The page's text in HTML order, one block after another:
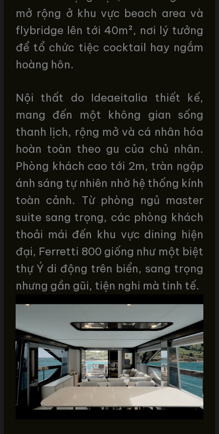
mở rộng ở khu vực beach area và
flybridge lên tới 40m², nơi lý tưởng
để tổ chức tiệc cocktail hay ngắm
hoàng hôn.
Nội thất do Ideaeitalia thiết kế,
mang đến một không gian sống
thanh lịch, rộng mở và cá nhân hóa
hoàn toàn theo gu của chủ nhân.
Phòng khách cao tới 2m, tràn ngập
ánh sáng tự nhiên nhờ hệ thống kính
toàn cảnh. Từ phòng ngủ master
suite sang trọng, các phòng khách
thoải mái đến khu vực dining hiện
đại, Ferretti 800 giống như một biệt
thự Ý di động trên biển, sang trọng
nhưng gần gũi, tiện nghi mà tinh tế.